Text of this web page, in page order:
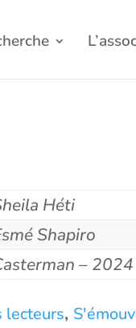
Héti
Shapiro
– 2024
lecteurs,